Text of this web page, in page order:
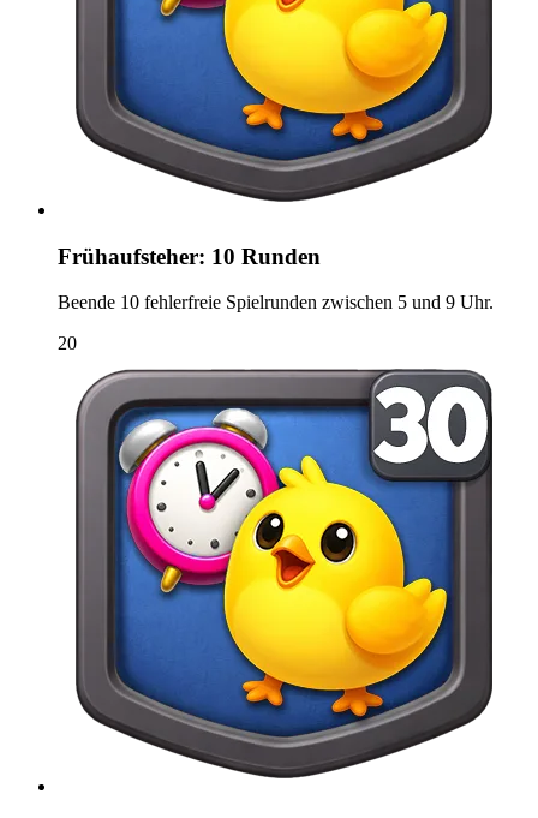
Frühaufsteher: 10 Runden
Beende 10 fehlerfreie Spielrunden zwischen 5 und 9 Uhr.
20